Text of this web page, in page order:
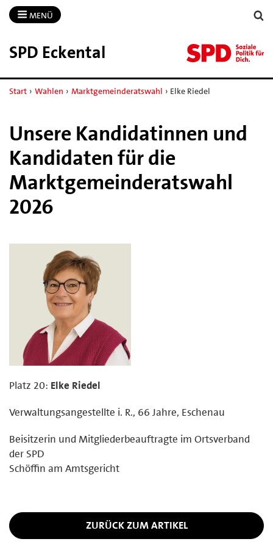
MENÜ
SPD Eckental
Start › Wahlen › Marktgemeinderatswahl › Elke Riedel
Unsere Kandidatinnen und
Kandidaten für die
Marktgemeinderatswahl
2026
Platz 20: Elke Riedel
Verwaltungsangestellte i. R., 66 Jahre, Eschenau
Beisitzerin und Mitgliederbeauftragte im Ortsverband
der SPD
Schöffin am Amtsgericht
ZURÜCK ZUM ARTIKEL